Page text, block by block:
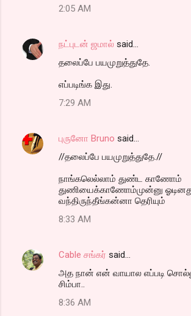
e
2:05 AM
நட்புடன் ஜமால் said…
தலைப்பே பயமுறுத்துதே.
எப்படிங்க இது.
7:29 AM
புருனோ Bruno said…
//தலைப்பே பயமுறுத்துதே.//
நாங்கலெல்லாம் துண்ட காணோம்
துணியைக்காணோம்முன்னு
வந்திருந்தீங்கன்னா தெரியும்
8:33 AM
Cable சங்கர் said…
அத நான் என் வாயால எப்படி
சிம்பா..
8:36 AM